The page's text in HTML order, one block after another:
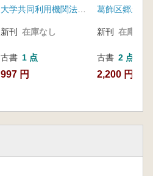
新刊 在庫なし
古書 1 点
997 円
新刊 在庫なし
古書 2 点
2,200 円~